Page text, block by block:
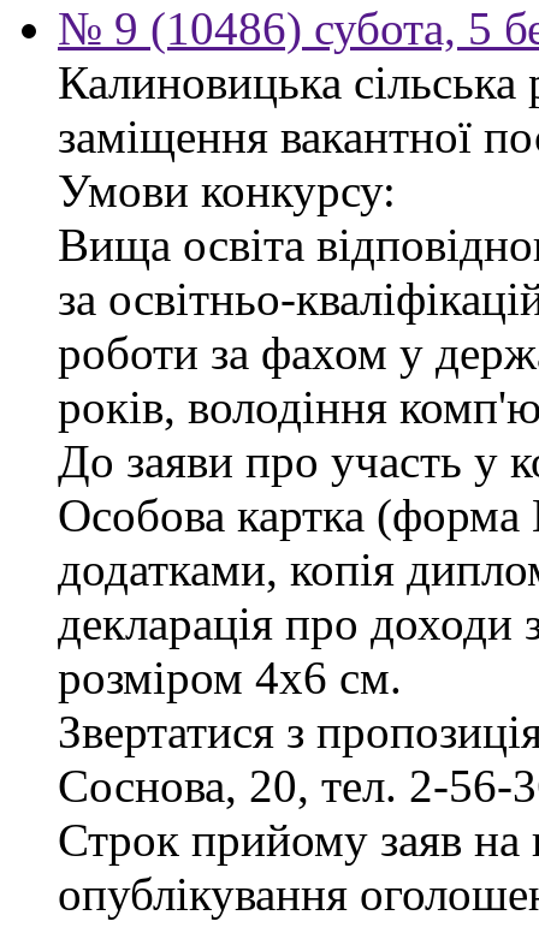
№ 9 (10486) субота, 5
Калиновицька
заміщення вакантної
Умови конкурсу:
Вища освіта
за освітньо-
роботи за фахом у
років, володіння
До заяви про участь у
Особова картка
додатками, копія
декларація про доходи
розміром 4х6 см.
Звертатися з
Соснова, 20, тел. 2-56-
Строк прийому заяв на
опублікування